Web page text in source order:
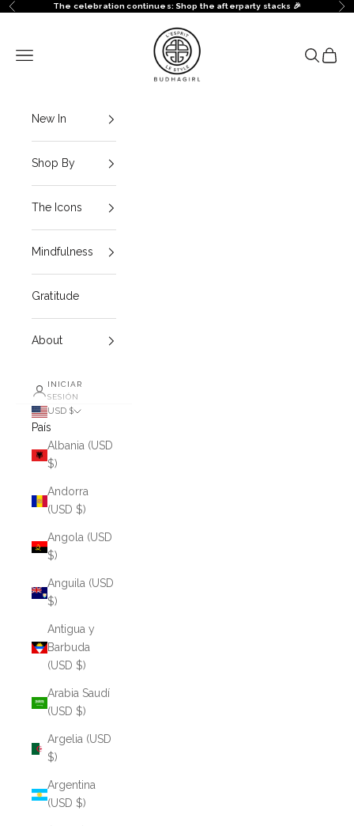
Ir al contenido
Anterior The celebration continues: Shop the afterparty stacks 🎉
BuDhaGirl
Menú
Buscar
Cesta
New In
Shop By
The Icons
Mindfulness
Gratitude
About
INICIAR
SESIÓN
USD $
País
Albania (USD
$)
Andorra
(USD $)
Angola (USD
$)
Anguila (USD
$)
Antigua y
Barbuda
(USD $)
Arabia Saudí
(USD $)
Argelia (USD
$)
Argentina
(USD $)